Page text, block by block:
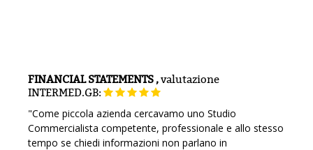
FINANCIAL STATEMENTS ,valutazione
INTERMED.GB:
"Come piccola azienda cercavamo uno Studio
Commercialista competente, professionale e allo stesso
tempo se chiedi informazioni non parlano in